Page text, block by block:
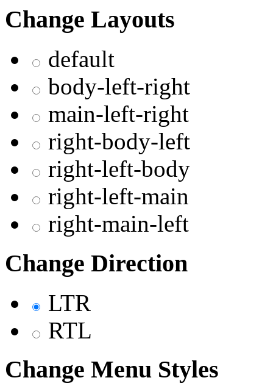
Change Layouts
default
body-left-right
main-left-right
right-body-left
right-left-body
right-left-main
right-main-left
Change Direction
LTR
RTL
Change Menu Styles